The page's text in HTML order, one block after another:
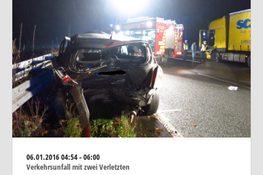
06.01.201604:54 - 06:00
Verkehrsunfall mit zwei Verletzten